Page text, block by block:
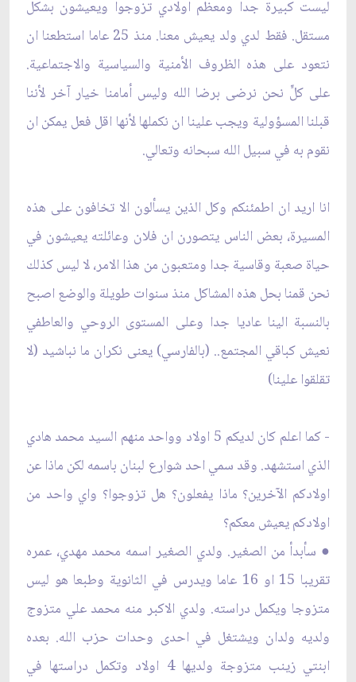
ليست كبيرة جدا ومعظم اولادي تزوجوا ويعيشون بشكل
مستقل. فقط لدي ولد يعيش معنا. منذ 25 عاما استطعنا ان
نتعود على هذه الظروف الأمنية والسياسية والاجتماعية.
على كلٍّ نحن نرضى برضا الله وليس أمامنا خيار آخر لأننا
قبلنا المسؤولية ويجب علينا ان نكملها لأنها اقل فعل يمكن ان
نقوم به في سبيل الله سبحانه وتعالي.
انا اريد ان اطمئنكم وكل الذين يسألون الا تخافون على هذه
المسيرة، بعض الناس يتصورن ان فلان وعائلته يعيشون في
حياة صعبة وقاسية جدا ومتعبون من هذا الامر، لا ليس كذلك
نحن قمنا بحل هذه المشاكل منذ سنوات طويلة والوضع اصبح
بالنسبة الينا عاديا جدا وعلى المستوى الروحي والعاطفي
نعيش كباقي المجتمع.. (بالفارسي) یعنی نكران ما نباشید (لا
تقلقوا علينا)
- كما اعلم كان لديكم 5 اولاد وواحد منهم السيد محمد هادي
الذي استشهد. وقد سمي احد شوارع لبنان باسمه لكن ماذا عن
اولادكم الآخرين؟ ماذا يفعلون؟ هل تزوجوا؟ واي واحد من
اولادكم يعيش معكم؟
● سأبدأ من الصغير. ولدي الصغير اسمه محمد مهدي، عمره
تقريبا 15 او 16 عاما ويدرس في الثانوية وطبعا هو ليس
متزوجا ويكمل دراسته. ولدي الاكبر منه محمد علي متزوج
ولديه ولدان ويشتغل في احدى وحدات حزب الله. بعده
ابنتي زينب متزوجة ولديها 4 اولاد وتكمل دراستها في